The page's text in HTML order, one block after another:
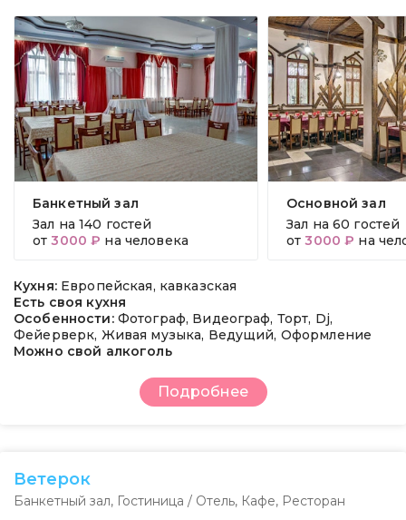
Банкетный зал
Зал на 140 гостей
от3000 ₽ на человека
Основной зал
Зал на 60 гостей
от3000 ₽ на
Кухня: Европейская, кавказская
Есть своя кухня
Особенности: Фотограф, Видеограф, Торт, Dj,
Фейерверк, Живая музыка, Ведущий, Оформление
Можно свой алкоголь
Подробнее
Ветерок
Банкетный зал, Гостиница / Отель, Кафе, Ресторан